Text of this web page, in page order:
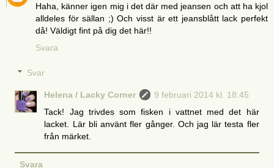
Haha, känner igen mig i det där med jeansen och att ha kjol
alldeles för sällan ;) Och visst är ett jeansblått lack perfekt
då! Väldigt fint på dig det här!!
Svara
Svar
Helena / Lacky Corner
9 februari 2014 kl. 18:45
Tack! Jag trivdes som fisken i vattnet med det här
lacket. Lär bli använt fler gånger. Och jag lär testa fler
från märket.
Svara